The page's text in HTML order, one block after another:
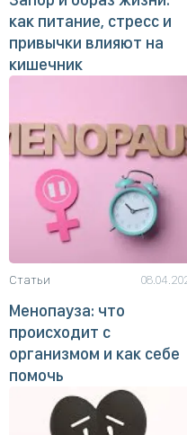
как питание, стресс и
привычки влияют на
кишечник
Статьи
Менопауза: что
происходит с
организмом и как себе
помочь